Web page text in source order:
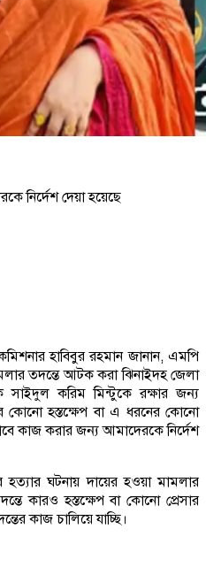
নির্দেশ দেয়া হয়েছে
হাবিবুর রহমান জানান, এমপি
তদন্তে আটক করা ঝিনাইদহ জেলা
সাইদুল করিম মিন্টুকে রক্ষার জন্য
কোনো হস্তক্ষেপ বা এ ধরনের কোনো
কাজ করার জন্য আমাদেরকে নির্দেশ
ঘটনায় দায়ের হওয়া মামলার
কারও হস্তক্ষেপ বা কোনো প্রেসার
কাজ চালিয়ে যাচ্ছি।